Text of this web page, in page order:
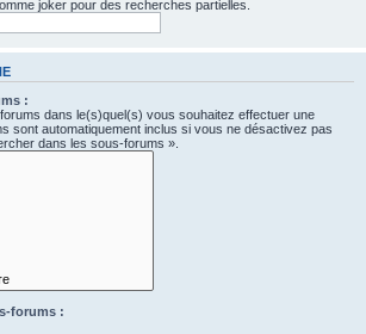
joker pour des recherches partielles.
:
dans le(s)quel(s) vous souhaitez effectuer une
sont automatiquement inclus si vous ne désactivez pas
dans les sous-forums ».
forums :